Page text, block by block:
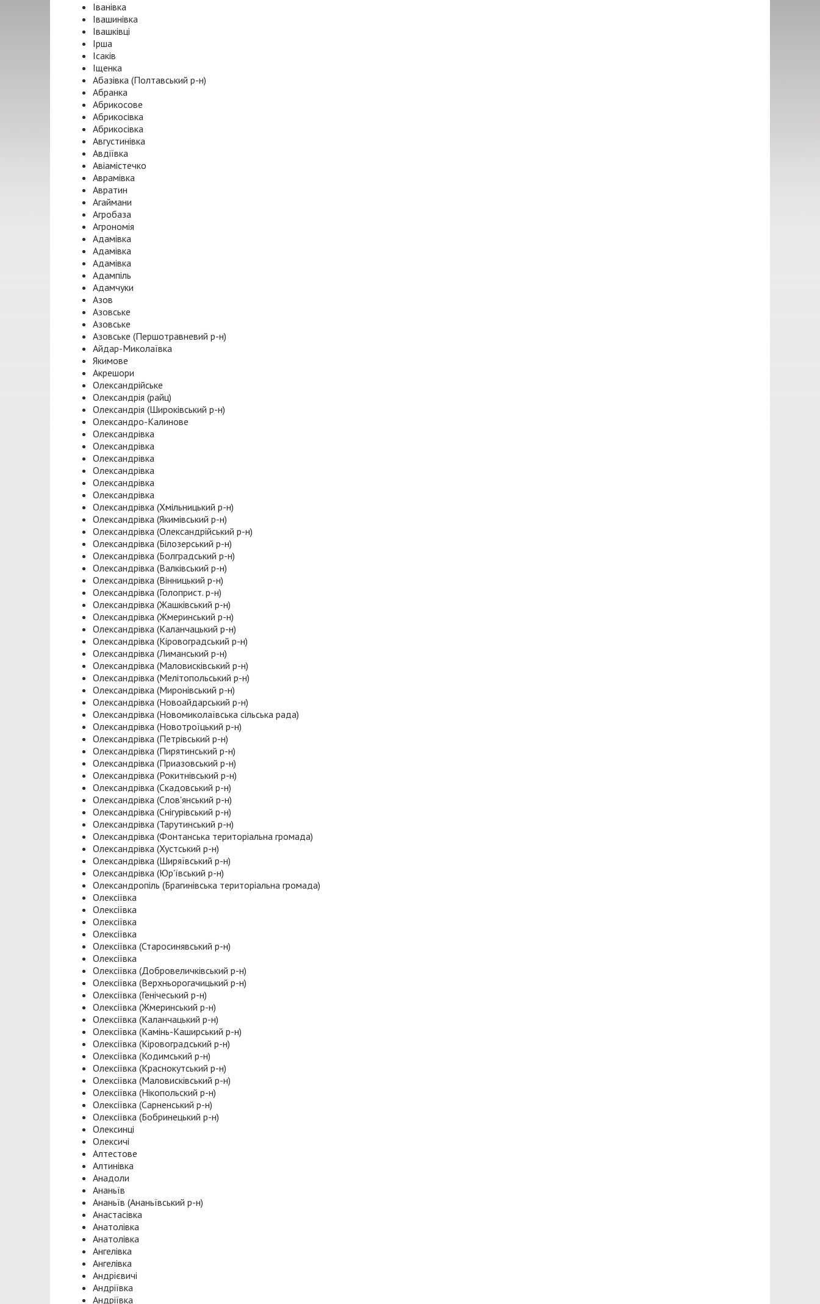
Іванівка
Івашинівка
Івашківці
Ірша
Ісаків
Іщенка
Абазівка (Полтавський р-н)
Абранка
Абрикосове
Абрикосівка
Абрикосівка
Августинівка
Авдіївка
Авіамістечко
Аврамівка
Авратин
Агаймани
Агробаза
Агрономія
Адамівка
Адамівка
Адамівка
Адампіль
Адамчуки
Азов
Азовське
Азовське
Азовське (Першотравневий р-н)
Айдар-Миколаївка
Якимове
Акрешори
Олександрійське
Олександрія (райц)
Олександрія (Широківський р-н)
Олександро-Калинове
Олександрівка
Олександрівка
Олександрівка
Олександрівка
Олександрівка
Олександрівка
Олександрівка (Хмільницький р-н)
Олександрівка (Якимівський р-н)
Олександрівка (Олександрійський р-н)
Олександрівка (Білозерський р-н)
Олександрівка (Болградський р-н)
Олександрівка (Валківський р-н)
Олександрівка (Вінницький р-н)
Олександрівка (Голоприст. р-н)
Олександрівка (Жашківський р-н)
Олександрівка (Жмеринський р-н)
Олександрівка (Каланчацький р-н)
Олександрівка (Кіровоградський р-н)
Олександрівка (Лиманський р-н)
Олександрівка (Маловисківський р-н)
Олександрівка (Мелітопольський р-н)
Олександрівка (Миронівський р-н)
Олександрівка (Новоайдарський р-н)
Олександрівка (Новомиколаївська сільська рада)
Олександрівка (Новотроїцький р-н)
Олександрівка (Петрівський р-н)
Олександрівка (Пирятинський р-н)
Олександрівка (Приазовський р-н)
Олександрівка (Рокитнівський р-н)
Олександрівка (Скадовський р-н)
Олександрівка (Слов'янський р-н)
Олександрівка (Снігурівський р-н)
Олександрівка (Тарутинський р-н)
Олександрівка (Фонтанська територіальна громада)
Олександрівка (Хустський р-н)
Олександрівка (Ширяївський р-н)
Олександрівка (Юр'ївський р-н)
Олександропіль (Брагинівська територіальна громада)
Олексіївка
Олексіївка
Олексіївка
Олексіївка
Олексіївка (Старосинявський р-н)
Олексіївка
Олексіївка (Добровеличківський р-н)
Олексіївка (Верхньорогачицький р-н)
Олексіївка (Генічеський р-н)
Олексіївка (Жмеринський р-н)
Олексіївка (Каланчацький р-н)
Олексіївка (Камінь-Каширський р-н)
Олексіївка (Кіровоградський р-н)
Олексіївка (Кодимський р-н)
Олексіївка (Краснокутський р-н)
Олексіївка (Маловисківський р-н)
Олексіївка (Нікопольский р-н)
Олексіївка (Сарненський р-н)
Олексіївка (Бобринецький р-н)
Олексинці
Олексичі
Алтестове
Алтинівка
Анадоли
Ананьїв
Ананьїв (Ананьївський р-н)
Анастасівка
Анатолівка
Анатолівка
Ангелівка
Ангелівка
Андрієвичі
Андріївка
Андріївка